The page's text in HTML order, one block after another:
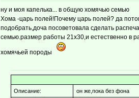
ну и моя капелька... в общую хомячью семью
Хома -царь полей!Почему царь полей? да
подобрать,доча посоветовала сделать
семью.размер работы 21х30,и естественно в
хомячьей породы
Описание:
он же,пока без фона